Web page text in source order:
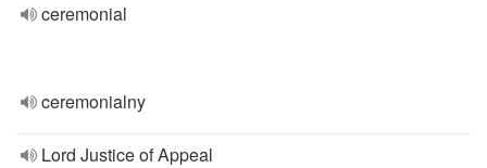
ceremonial
ceremonialny
Lord Justice of Appeal